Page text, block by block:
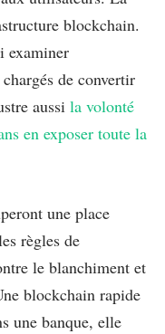
blockchain.
examiner
de convertir
aussi la volonté
en exposer toute la
une place
règles de
le blanchiment et
blockchain rapide
une banque, elle